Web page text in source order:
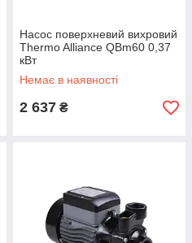
Насос поверхневий вихровий
Thermo Alliance QBm60 0,37
кВт
Немає в наявності
2 637 ₴